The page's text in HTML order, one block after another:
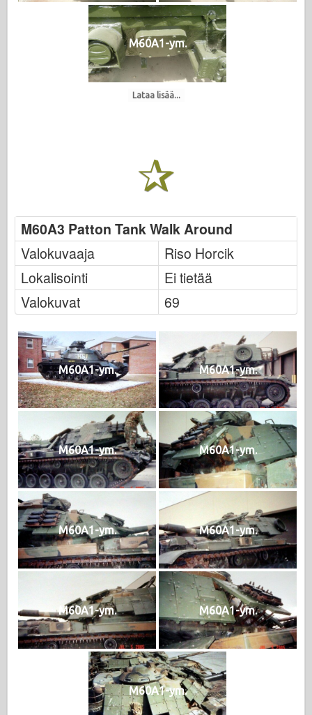
M60A1-ym.
Lataa lisää...
M60A3 Patton Tank Walk Around
Valokuvaaja
Riso Horcik
Lokalisointi
Ei tietää
Valokuvat
69
M60A1-ym. M60A1-ym.
M60A1-ym. M60A1-ym.
M60A1-ym. M60A1-ym.
M60A1-ym. M60A1-ym.
M60A1-ym.